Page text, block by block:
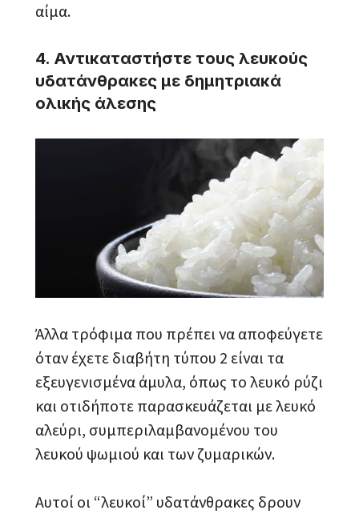
αίμα.
4. Αντικαταστήστε τους λευκούς
υδατάνθρακες με δημητριακά
ολικής άλεσης
Άλλα τρόφιμα που πρέπει να αποφεύγετε
όταν έχετε διαβήτη τύπου 2 είναι τα
εξευγενισμένα άμυλα, όπως το λευκό ρύζι
και οτιδήποτε παρασκευάζεται με λευκό
αλεύρι, συμπεριλαμβανομένου του
λευκού ψωμιού και των ζυμαρικών.
Αυτοί οι “λευκοί” υδατάνθρακες δρουν